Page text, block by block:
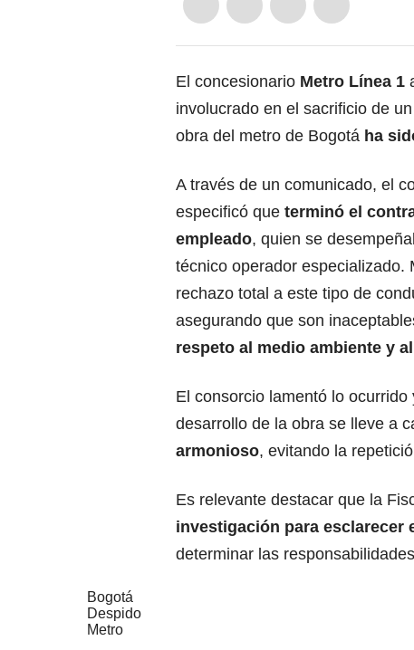
El concesionario Metro Línea 1
involucrado en el sacrificio de
obra del metro de Bogotá ha
A través de un comunicado, el
especificó que terminó el
empleado, quien se
técnico operador especializado.
rechazo total a este tipo de
asegurando que son
respeto al medio ambiente y
El consorcio lamentó lo
desarrollo de la obra se lleve a
armonioso, evitando la
Es relevante destacar que la
investigación para esclarecer
determinar las
Bogotá
Despido
Metro